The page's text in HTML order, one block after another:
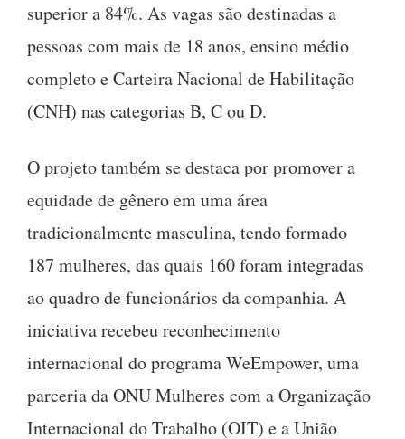
superior a 84%. As vagas são destinadas a
pessoas com mais de 18 anos, ensino médio
completo e Carteira Nacional de Habilitação
(CNH) nas categorias B, C ou D.
O projeto também se destaca por promover a
equidade de gênero em uma área
tradicionalmente masculina, tendo formado
187 mulheres, das quais 160 foram integradas
ao quadro de funcionários da companhia. A
iniciativa recebeu reconhecimento
internacional do programa WeEmpower, uma
parceria da ONU Mulheres com a Organização
Internacional do Trabalho (OIT) e a União